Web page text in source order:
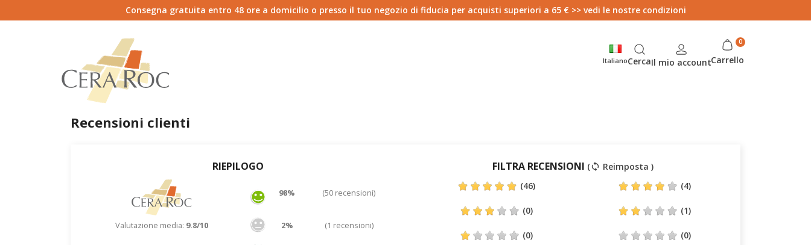
Consegna gratuita entro 48 ore a domicilio o presso il tuo negozio di fiducia per acquisti superiori a 65 € >> vedi le nostre condizioni
ItalianoCercaIl mio accountCarrello
Recensioni clienti
RIEPILOGO
98% (50 recensioni)
Valutazione media: 9.8/10 2% (1 recensioni)
FILTRA RECENSIONI (sync Reimposta )
(46)
(4)
(0) (1)
(0) (0)